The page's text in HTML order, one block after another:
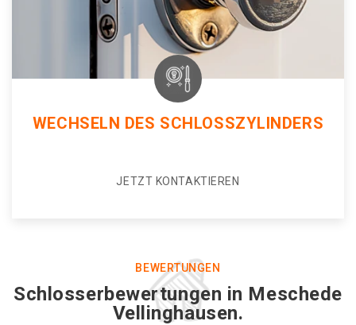
WECHSELN DES SCHLOSSZYLINDERS
JETZT KONTAKTIEREN
BEWERTUNGEN
Schlosserbewertungen in Meschede
Vellinghausen.